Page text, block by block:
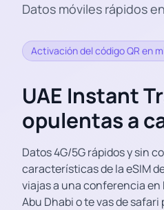
Datos móviles rápidos
Activación del código QR en
UAE Instant
opulentas a
Datos 4G/5G rápidos y sin
características de la eSIM
viajas a una conferencia en
Abu Dhabi o te vas de